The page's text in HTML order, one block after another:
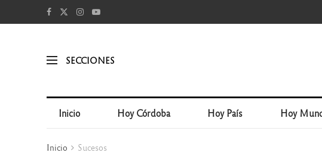
SECCIONES
Inicio Hoy Córdoba Hoy País Hoy
Inicio Sucesos